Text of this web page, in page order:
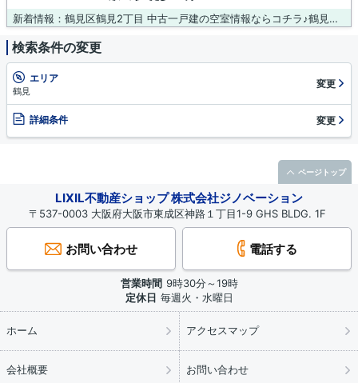
新着情報：鶴見区鶴見2丁目 中古一戸建の空室情報ならコチラ♪鶴見警察署放出大橋交番が家から363mのところにあります♪こちらは、2016年4月築の物件です♪ニーズの高い中古の戸建て物件は、経済的なメリットも大きいです♪大阪市鶴見区での不動産購入は当社にご連絡ください♪お客様のご希望条件などをお伺いし、それに沿った物件をご紹介させていただきます(*´ω`*)
検索条件の変更
エリア
鶴見
変更
詳細条件 変更
LIXIL不動産ショップ 株式会社ジノベーション
〒537-0003 大阪府大阪市東成区神路１丁目1-9 GHS BLDG. 1F
お問い合わせ 電話する
営業時間 9時30分～19時
定休日 毎週火・水曜日
ホーム アクセスマップ
会社概要 お問い合わせ
ページトップ